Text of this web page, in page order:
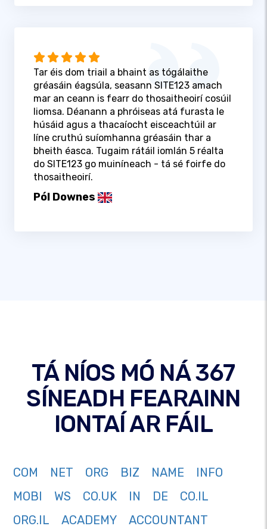
Tar éis dom triail a bhaint as tógálaithe
gréasáin éagsúla, seasann SITE123 amach
mar an ceann is fearr do thosaitheoirí cosúil
liomsa. Déanann a phróiseas atá furasta le
húsáid agus a thacaíocht eisceachtúil ar
líne cruthú suíomhanna gréasáin thar a
bheith éasca. Tugaim rátáil iomlán 5 réalta
do SITE123 go muiníneach - tá sé foirfe do
thosaitheoirí.
Pól Downes
TÁ NÍOS MÓ NÁ 367
SÍNEADH FEARAINN
IONTAÍ AR FÁIL
COM NET ORG BIZ NAME
INFO
MOBI
WS CO.UK IN DE
CO.IL
ORG.IL
ACADEMY
ACCOUNTANT